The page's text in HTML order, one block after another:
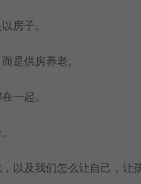
房子。
是供房养老。
一起。
以及我们怎么让自己，让